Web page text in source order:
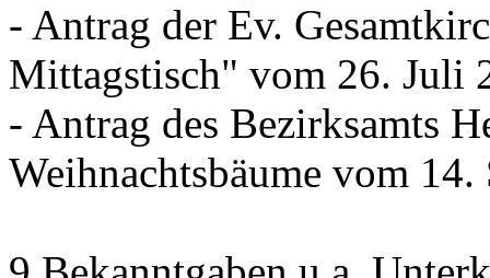
- Antrag der Ev.
Mittagstisch" vom 26. Juli
- Antrag des Bezirksamts
Weihnachtsbäume vom 14.